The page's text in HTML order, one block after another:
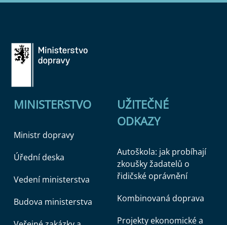
MINISTERSTVO
Ministr dopravy
Úřední deska
Vedení ministerstva
Budova ministerstva
UŽITEČNÉ
ODKAZY
Autoškola: jak probíhají
zkoušky žadatelů o
řidičské oprávnění
Kombinovaná doprava
Projekty ekonomické a